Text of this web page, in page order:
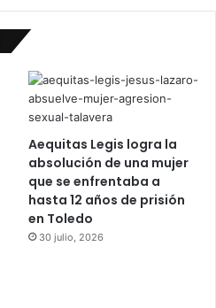
Aequitas Legis logra la
absolución de una mujer
que se enfrentaba a
hasta 12 años de prisión
en Toledo
30 julio, 2026